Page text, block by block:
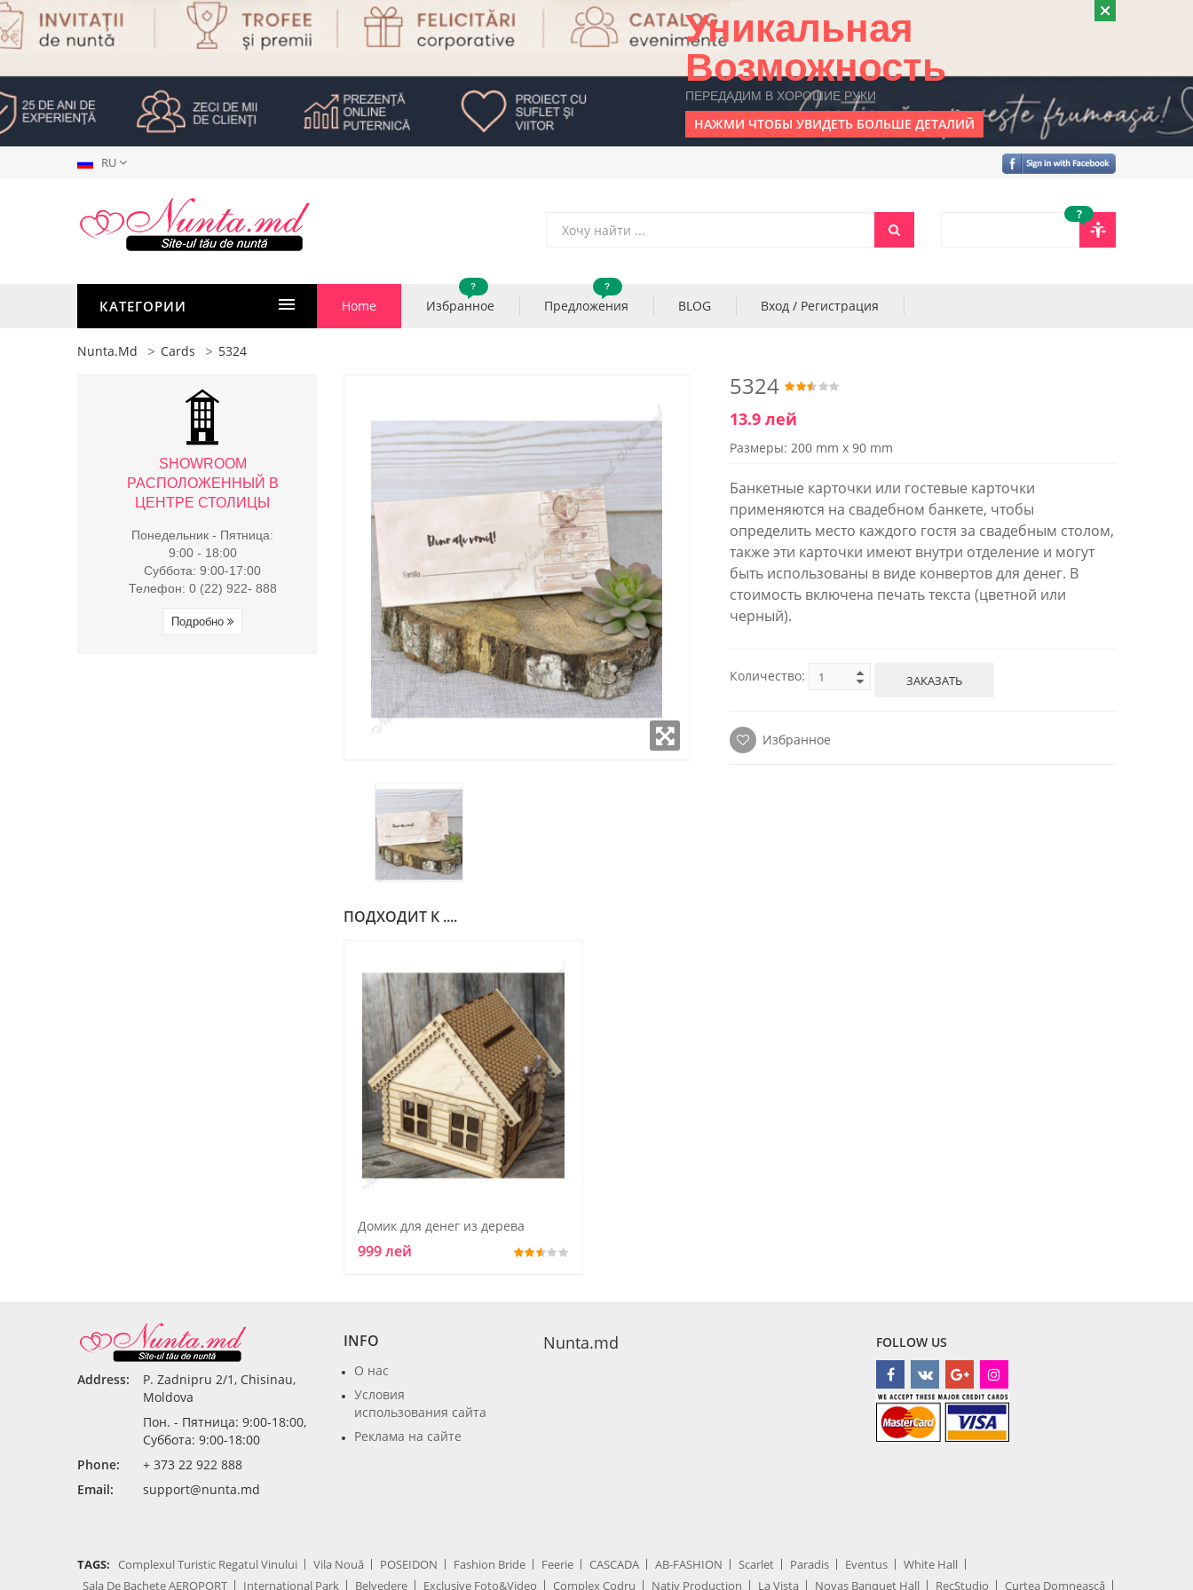
Уникальная
Возможность
ПЕРЕДАДИМ В ХОРОШИЕ РУКИ
НАЖМИ ЧТОБЫ УВИДЕТЬ БОЛЬШЕ ДЕТАЛИЙ
RU
?
КАТЕГОРИИ Home Избранное
?
Предложения
?
BLOG Вход / Регистрация
Nunta.md Cards 5324
5324
13.9 лей
Размеры: 200 mm x 90 mm
Банкетные карточки или гостевые карточки
применяются на свадебном банкете, чтобы
определить место каждого гостя за свадебным столом,
также эти карточки имеют внутри отделение и могут
быть использованы в виде конвертов для денег. В
стоимость включена печать текста (цветной или
черный).
Количество: ЗАКАЗАТЬ
Избранное
ПОДХОДИТ К ....
Домик для денег из дерева
999 лей
SHOWROOM
РАСПОЛОЖЕННЫЙ В
ЦЕНТРЕ СТОЛИЦЫ
Понедельник - Пятница:
9:00 - 18:00
Суббота: 9:00-17:00
Телефон: 0 (22) 922- 888
Подробно
SHOWROOM
ЦЕНТРЕ СТОЛИЦЫ
Понедельник - Пятница:
Суббота: 9:00-17:00
Телефон: 0 (22) 922- 888
Подробно
SHOWROOM
РАСПОЛОЖЕННЫЙ В
ЦЕНТРЕ СТОЛИЦЫ
Понедельник - Пятница:
9:00 - 18:00
Суббота: 9:00-17:00
Телефон: 0 (22) 922- 888
Подробно
Address:
P. Zadnipru 2/1, Chisinau,
Moldova
Пон. - Пятница: 9:00-18:00,
Суббота: 9:00-18:00
Phone:
+ 373 22 922 888
Email:
support@nunta.md
INFO
О нас
Условия
использования сайта
Реклама на сайте
Nunta.md FOLLOW US
TAGS: Complexul Turistic Regatul Vinului Vila Nouă POSEIDON Fashion Bride Feerie CASCADA AB-FASHION Scarlet Paradis Eventus
White Hall
Sala De Bachete AEROPORT
International Park Belvedere Exclusive Foto&Video Complex Codru Nativ Production La Vista Novas Banquet Hall RecStudio Curtea Domnească